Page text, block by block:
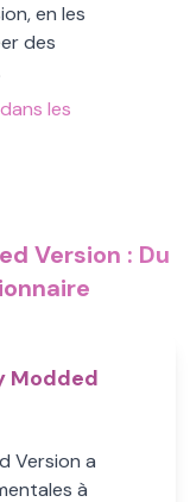
en les
des
les
Version : Du
Modded
Version a
à